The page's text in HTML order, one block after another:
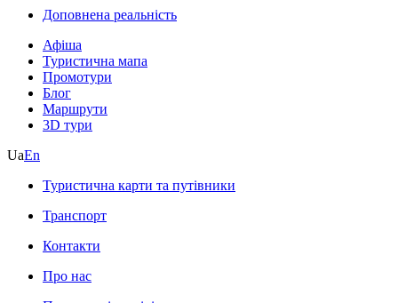
Доповнена реальність
Афіша
Туристична мапа
Промотури
Блог
Маршрути
3D тури
UaEn
Туристична карти та путівники
Транспорт
Контакти
Про нас